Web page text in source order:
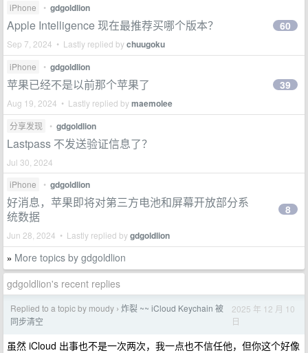
iPhone • gdgoldlion
Apple Intelligence 现在最推荐买哪个版本？
Sep 7, 2024 • Lastly replied bychuugoku
60
iPhone • gdgoldlion
苹果已经不是以前那个苹果了
Aug 19, 2024 • Lastly replied bymaemolee
39
分享发现 • gdgoldlion
Lastpass 不发送验证信息了？
Jul 30, 2024
iPhone
• gdgoldlion
好消息，苹果即将对第三方电池和屏幕开放部分系
统数据
Jun 28, 2024 • Lastly replied bygdgoldlion
8
» More topics by gdgoldlion
gdgoldlion's recent replies
Replied to a topic by moudy › 炸裂 ~~ iCloud Keychain 被
同步清空
2025 年 12 月 10
日
虽然 iCloud 出事也不是一次两次，我一点也不信任他，但你这个好像